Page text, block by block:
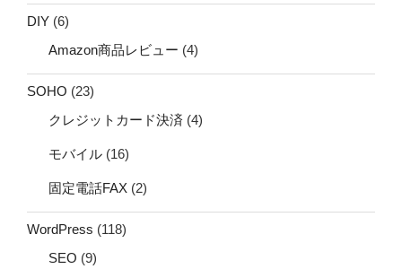
DIY (6)
Amazon商品レビュー (4)
SOHO (23)
クレジットカード決済 (4)
モバイル (16)
固定電話FAX (2)
WordPress (118)
SEO (9)